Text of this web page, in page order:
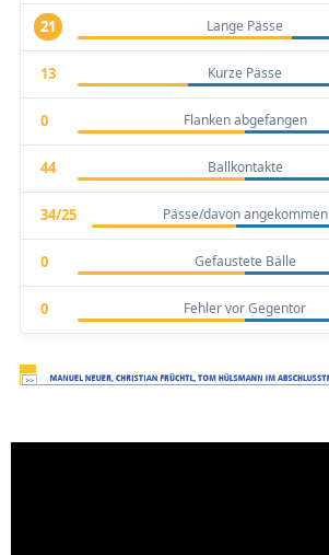
21 Lange Pässe
13 Kurze Pässe
0 Flanken abgefangen
44 Ballkontakte
34/25 Pässe/davon angekommen
0 Gefaustete Bälle
0 Fehler vor Gegentor